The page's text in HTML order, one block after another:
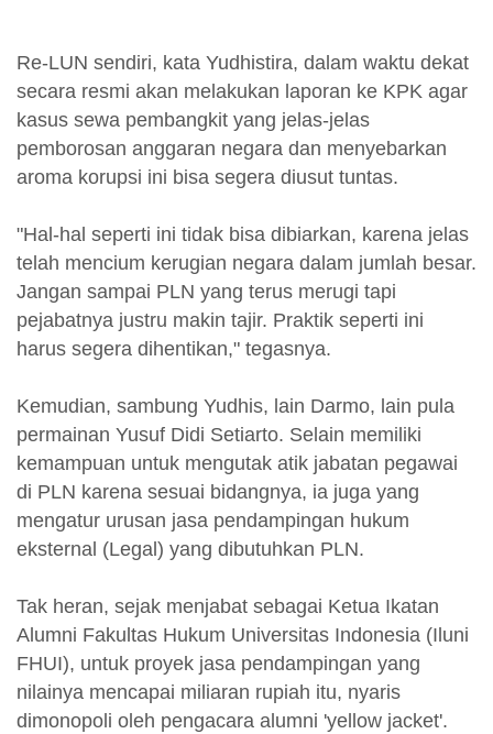
Re-LUN sendiri, kata Yudhistira, dalam waktu dekat
secara resmi akan melakukan laporan ke KPK agar
kasus sewa pembangkit yang jelas-jelas
pemborosan anggaran negara dan menyebarkan
aroma korupsi ini bisa segera diusut tuntas.
"Hal-hal seperti ini tidak bisa dibiarkan, karena jelas
telah mencium kerugian negara dalam jumlah besar.
Jangan sampai PLN yang terus merugi tapi
pejabatnya justru makin tajir. Praktik seperti ini
harus segera dihentikan," tegasnya.
Kemudian, sambung Yudhis, lain Darmo, lain pula
permainan Yusuf Didi Setiarto. Selain memiliki
kemampuan untuk mengutak atik jabatan pegawai
di PLN karena sesuai bidangnya, ia juga yang
mengatur urusan jasa pendampingan hukum
eksternal (Legal) yang dibutuhkan PLN.
Tak heran, sejak menjabat sebagai Ketua Ikatan
Alumni Fakultas Hukum Universitas Indonesia (Iluni
FHUI), untuk proyek jasa pendampingan yang
nilainya mencapai miliaran rupiah itu, nyaris
dimonopoli oleh pengacara alumni 'yellow jacket'.